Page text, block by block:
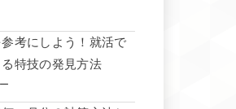
考にしよう！就活で
特技の発見方法